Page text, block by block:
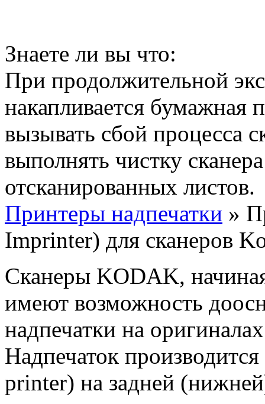
Знаете ли вы что:
При продолжительной
накапливается
вызывать сбой процесса
выполнять чистку
отсканированных листов.
Принтеры надпечатки »
Imprinter) для сканеров
Сканеры KODAK,
имеют возможность
надпечатки на
Надпечаток
printer) на задней